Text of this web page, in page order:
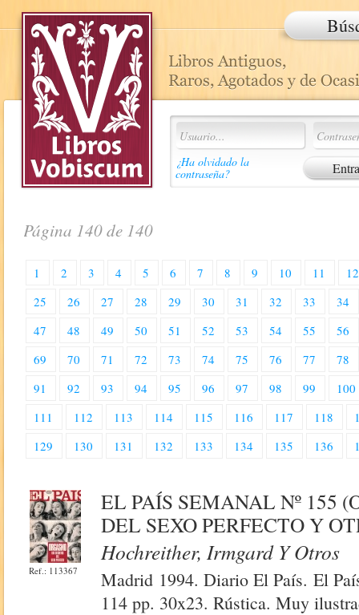
¿Ha olvidado la
contraseña?
Página 140 de 140
1 2 3 4 5 6 7 8 9 10 11
12
25
26 27 28 29 30 31 32 33
34
47
48 49 50 51 52 53 54 55
56
69
70 71 72 73 74 75 76 77
78
91
92 93 94 95 96 97 98 99
100
111
112 113 114 115 116 117 118
129
130 131 132 133 134 135 136
Ref.: 113367
EL PAÍS SEMANAL Nº 155
DEL SEXO PERFECTO Y
Hochreither, Irmgard Y Otros
Madrid 1994. Diario El País. El
114 pp. 30x23. Rústica. Muy